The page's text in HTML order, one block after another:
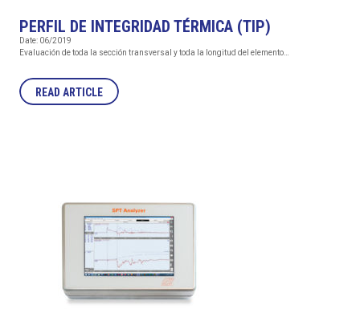
PERFIL DE INTEGRIDAD TÉRMICA (TIP)
Date: 06/2019
Evaluación de toda la sección transversal y toda la longitud del elemento…
READ ARTICLE